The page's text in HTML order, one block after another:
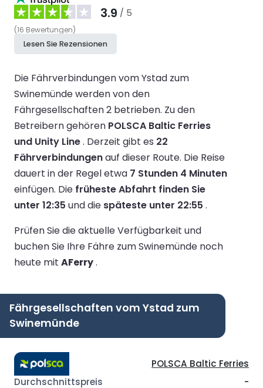
3.9 / 5
(16 Bewertungen)
Lesen Sie Rezensionen
Die Fährverbindungen vom Ystad zum
Swinemünde werden von den
Fährgesellschaften 2 betrieben. Zu den
Betreibern gehören POLSCA Baltic Ferries
und Unity Line. Derzeit gibt es 22
Fährverbindungenauf dieser Route. Die Reise
dauert in der Regel etwa 7 Stunden 4 Minuten
einfügen. Die früheste Abfahrt finden Sie
unter 12:35 und die späteste unter 22:55 .
Prüfen Sie die aktuelle Verfügbarkeit und
buchen Sie Ihre Fähre zum Swinemünde noch
heute mit AFerry.
Fährgesellschaften vom Ystad zum
Swinemünde
POLSCA Baltic Ferries
-